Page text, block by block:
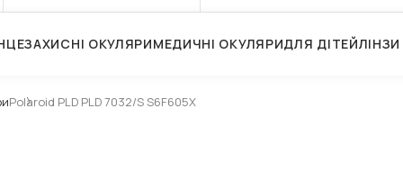
ОКУЛЯРИМЕДИЧНІ ОКУЛЯРИДЛЯ ДІТЕЙ
Polaroid PLD PLD 7032/S S6F605X